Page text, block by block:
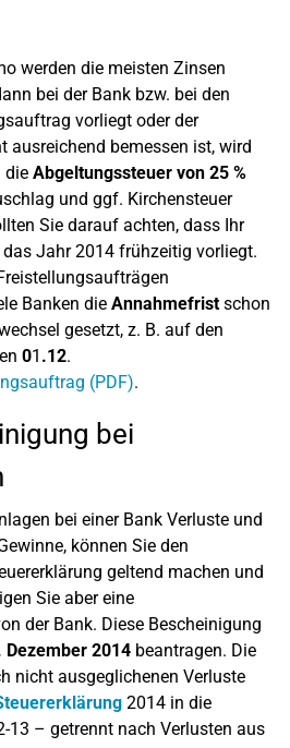
werden die meisten Zinsen
bei der Bank bzw. bei den
vorliegt oder der
ausreichend bemessen ist, wird
die Abgeltungssteuer von 25 %
und ggf. Kirchensteuer
Sie darauf achten, dass Ihr
Jahr 2014 frühzeitig vorliegt.
Banken die Annahmefristschon
gesetzt, z. B. auf den
01 .12.
(PDF).
bei
bei einer Bank Verluste und
können Sie den
geltend machen und
Sie aber eine
der Bank. Diese Bescheinigung
Dezember 2014 beantragen. Die
nicht ausgeglichenen Verluste
2014 in die
13 – getrennt nach Verlusten aus